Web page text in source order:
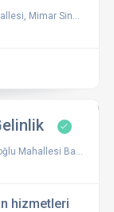
No:xx, Yıldırım / Bursa
16000 Osmangazi/Bursa, Türkiye
hizmetleri